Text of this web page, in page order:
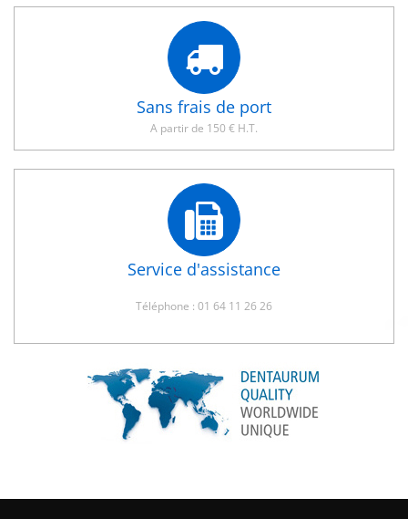
Sans frais de port
A partir de 150 € H.T.
Service d'assistance
Téléphone : 01 64 11 26 26